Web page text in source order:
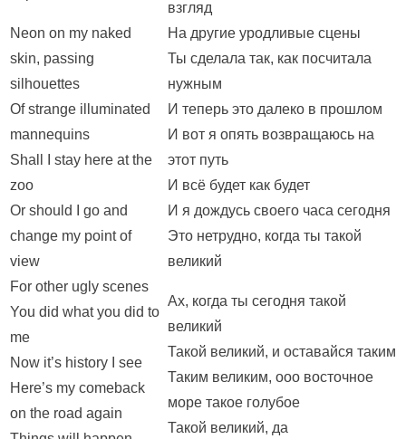
Neon on my naked
skin, passing
silhouettes
Of strange illuminated
mannequins
Shall I stay here at the
zoo
Or should I go and
change my point of
view
For other ugly scenes
You did what you did to
me
Now it’s history I see
Here’s my comeback
on the road again
взгляд
На другие уродливые сцены
Ты сделала так, как посчитала
нужным
И теперь это далеко в прошлом
И вот я опять возвращаюсь на
этот путь
И всё будет как будет
И я дождусь своего часа сегодня
Это нетрудно, когда ты такой
великий
Ах, когда ты сегодня такой
великий
Такой великий, и оставайся таким
Таким великим, ооо восточное
море такое голубое
Такой великий, да